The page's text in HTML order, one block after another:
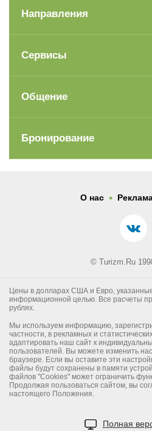
Направления
Сервисы
Общение
Бронирование
О нас .
© Turizm.Ru
Цены в долларах США и Евро,
информационной целью. Все расчеты
рублях.
Мы используем информацию,
частности, в рекламных и
адаптировать наш сайт к
пользователей. Вы можете изменить
браузере. Если вы оставите эти
файлы будут сохранены в памяти
файлов "Cookies" может ограничить
Продолжая пользоваться сайтом, вы
настоящего Положения.
Полная